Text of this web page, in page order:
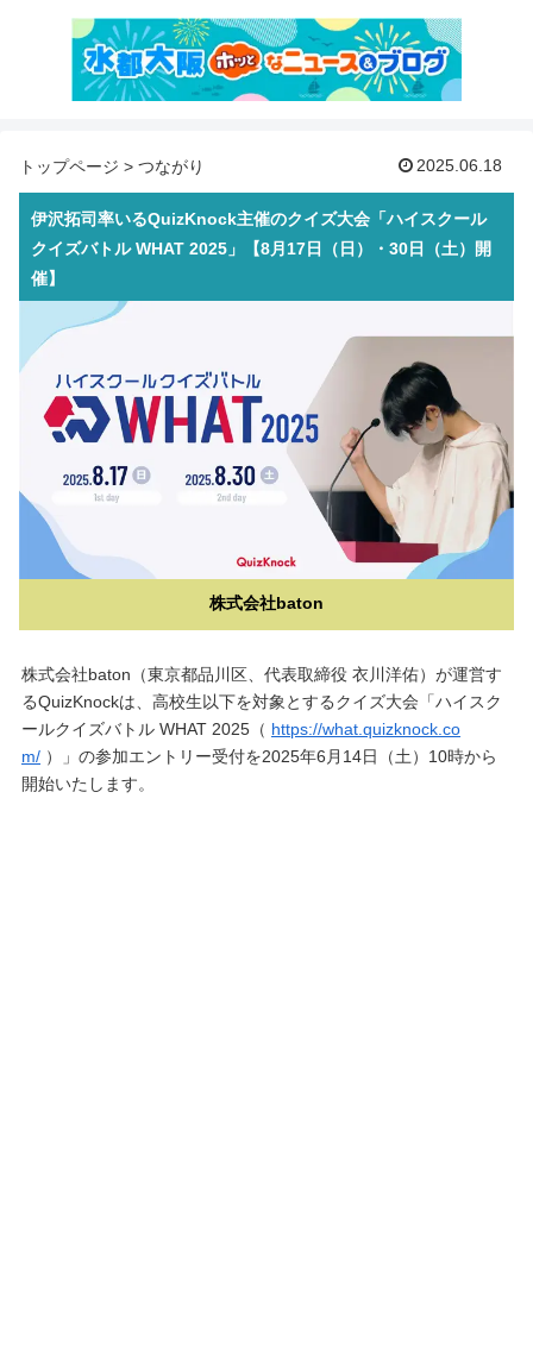
トップページ > つながり 2025.06.18
伊沢拓司率いるQuizKnock主催のクイズ大会「ハイスクール
クイズバトル WHAT 2025」【8月17日（日）・30日（土）開
催】
株式会社baton
株式会社baton（東京都品川区、代表取締役 衣川洋佑）が運営す
るQuizKnockは、高校生以下を対象とするクイズ大会「ハイスク
ールクイズバトル WHAT 2025（ https://what.quizknock.co
m/ ）」の参加エントリー受付を2025年6月14日（土）10時から
開始いたします。